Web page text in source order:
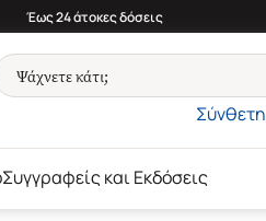
Έως 24 άτοκες δόσεις
Συγγραφείς και Εκδόσεις